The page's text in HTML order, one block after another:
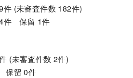
件 (未審査件数 182件)
件 保留 1件
(未審査件数 2件)
留 0件